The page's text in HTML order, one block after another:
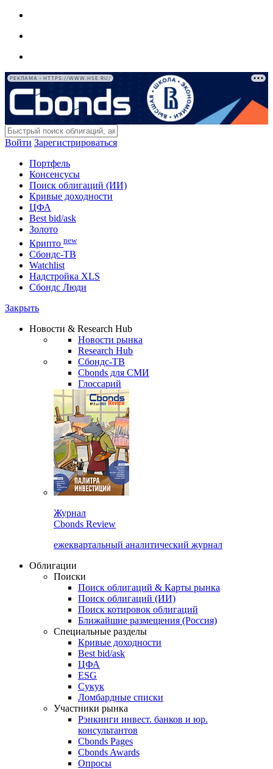
РЕКЛАМА • HTTPS://WWW.HSE.RU/
Войти Зарегистрироваться
Портфель
Консенсусы
Поиск облигаций (ИИ)
Кривые доходности
ЦФА
Best bid/ask
Золото
Крипто new
Сбондс-ТВ
Watchlist
Надстройка XLS
Сбондс Люди
Закрыть
Новости & Research Hub
Новости рынка
Research Hub
Сбондс-ТВ
Cbonds для СМИ
Глоссарий
Журнал
Cbonds Review
ежеквартальный аналитический журнал
Облигации
Поиски
Поиск облигаций & Карты рынка
Поиск облигаций (ИИ)
Поиск котировок облигаций
Ближайшие размещения (Россия)
Специальные разделы
Кривые доходности
Best bid/ask
ЦФА
ESG
Сукук
Ломбардные списки
Участники рынка
Рэнкинги инвест. банков и юр.
консультантов
Cbonds Pages
Cbonds Awards
Опросы